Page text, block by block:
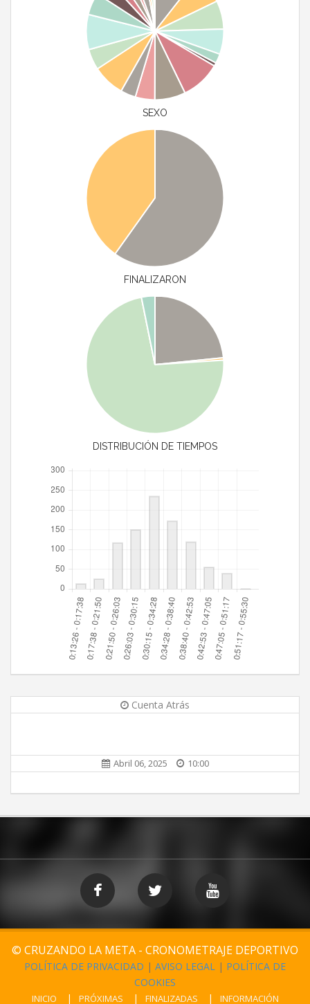
SEXO
FINALIZARON
DISTRIBUCIÓN DE TIEMPOS
Cuenta Atrás
Abril 06, 2025 10:00
© CRUZANDO LA META - CRONOMETRAJE DEPORTIVO
POLÍTICA DE PRIVACIDAD | AVISO LEGAL | POLÍTICA DE
COOKIES
INICIO PRÓXIMAS FINALIZADAS INFORMACIÓN